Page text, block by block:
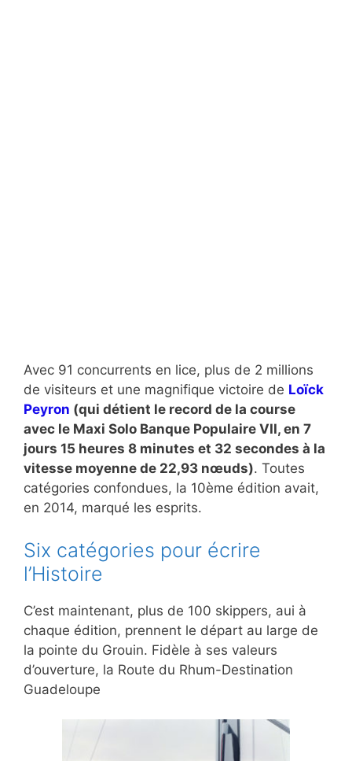
Avec 91 concurrents en lice, plus de 2 millions
de visiteurs et une magnifique victoire de Loïck
Peyron (qui détient le record de la course
avec le Maxi Solo Banque Populaire VII, en 7
jours 15 heures 8 minutes et 32 secondes à la
vitesse moyenne de 22,93 nœuds). Toutes
catégories confondues, la 10ème édition avait,
en 2014, marqué les esprits.
Six catégories pour écrire
l’Histoire
C’est maintenant, plus de 100 skippers, aui à
chaque édition, prennent le départ au large de
la pointe du Grouin. Fidèle à ses valeurs
d’ouverture, la Route du Rhum-Destination
Guadeloupe